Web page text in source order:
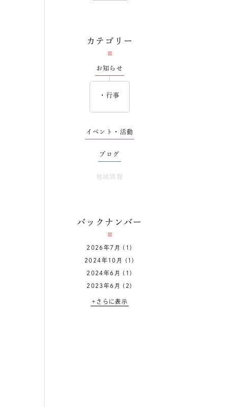
カテゴリー
お知らせ
行事
イベント・活動
ブログ
地域情報
バックナンバー
2026年7月 (1)
2024年10月 (1)
2024年6月 (1)
2023年6月 (2)
+さらに表示